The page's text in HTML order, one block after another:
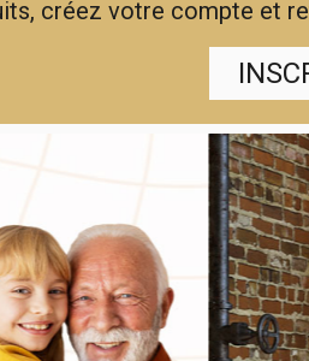
créez votre compte et